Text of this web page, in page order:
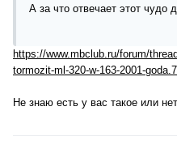
А за что отвечает этот чудо
https://www.mbclub.ru/forum/
tormozit-ml-320-w-163-2001-
Не знаю есть у вас такое или